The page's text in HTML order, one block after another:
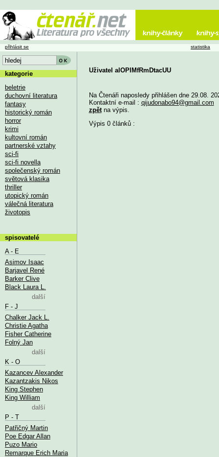
Uživatel alOPIMfRmDtacUU
Na Čtenáři naposledy přihlášen dne 29.08.
Kontaktní e-mail : qijudonabo94@gmail.com
zpětna výpis.
Výpis 0 článků :
přihlásit se statistika
kategorie
beletrie
duchovní literatura
fantasy
historický román
horror
krimi
kultovní román
partnerské vztahy
sci-fi
sci-fi novella
společenský román
světová klasika
thriller
utopický román
válečná literatura
životopis
spisovatelé
A - E
Asimov Isaac
Barjavel René
Barker Clive
Black Laura L.
další
F - J
Chalker Jack L.
Christie Agatha
Fisher Catherine
Folný Jan
další
K - O
Kazancev Alexander
Kazantzakis Nikos
King Stephen
King William
další
P - T
Patřičný Martin
Poe Edgar Allan
Puzo Mario
Remarque Erich Maria